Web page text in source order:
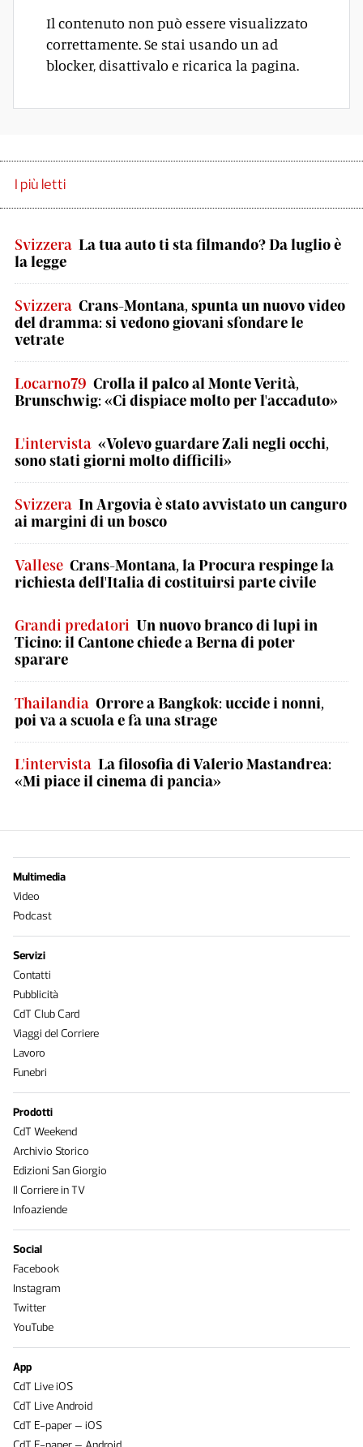
Il contenuto non può essere visualizzato
correttamente. Se stai usando un ad
blocker, disattivalo e ricarica la pagina.
I più letti
Svizzera La tua auto ti sta filmando? Da luglio è
la legge
Svizzera Crans-Montana, spunta un nuovo video
del dramma: si vedono giovani sfondare le
vetrate
Locarno79 Crolla il palco al Monte Verità,
Brunschwig: «Ci dispiace molto per l'accaduto»
L'intervista «Volevo guardare Zali negli occhi,
sono stati giorni molto difficili»
Svizzera In Argovia è stato avvistato un canguro
ai margini di un bosco
Vallese Crans-Montana, la Procura respinge la
richiesta dell'Italia di costituirsi parte civile
Grandi predatori Un nuovo branco di lupi in
Ticino: il Cantone chiede a Berna di poter
sparare
Thailandia Orrore a Bangkok: uccide i nonni,
poi va a scuola e fa una strage
L'intervista La filosofia di Valerio Mastandrea:
«Mi piace il cinema di pancia»
Multimedia
Video
Podcast
Servizi
Contatti
Pubblicità
CdT Club Card
Viaggi del Corriere
Lavoro
Funebri
Prodotti
CdT Weekend
Archivio Storico
Edizioni San Giorgio
Il Corriere in TV
Infoaziende
Social
Facebook
Instagram
Twitter
YouTube
App
CdT Live iOS
CdT Live Android
CdT E-paper – iOS